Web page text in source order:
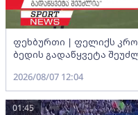
ფეხბურთი | ფელიქს
ბედის გადაწყვეტა
2026/08/07 12:04
01:45